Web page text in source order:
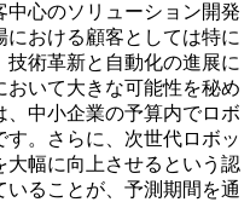
心のソリューション開発
おける顧客としては特に
術革新と自動化の進展に
おいて大きな可能性を秘め
中小企業の予算内でロボ
。さらに、次世代ロボッ
大幅に向上させるという認
ることが、予測期間を通